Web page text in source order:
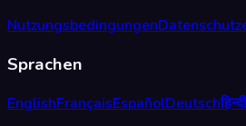
Nutzungsbedingungen
Sprachen
EnglishFrançaisEspañolDeutschहिन्दी